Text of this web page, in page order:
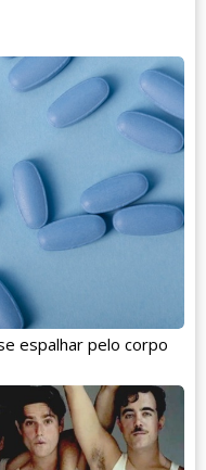
espalhar pelo corpo